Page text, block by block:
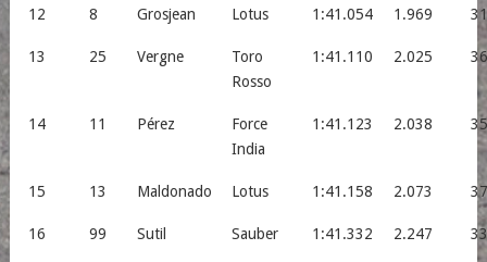
12 8 Grosjean Lotus 1:41.054 1.969 31
13 25 Vergne
Toro
Rosso
1:41.110 2.025 36
14 11 Pérez
Force
India
1:41.123 2.038 35
15 13 Maldonado Lotus 1:41.158 2.073 37
16 99 Sutil Sauber 1:41.332 2.247 33